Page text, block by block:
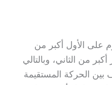
على الأول أكبر من
من الثاني، وبالتالي
بين الحركة المستقيمة